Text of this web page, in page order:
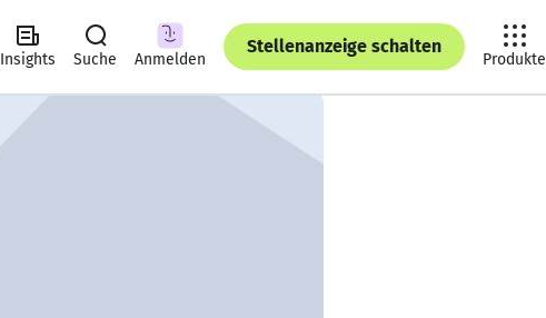
Insights Suche Anmelden
Stellenanzeige schalten
Produkte